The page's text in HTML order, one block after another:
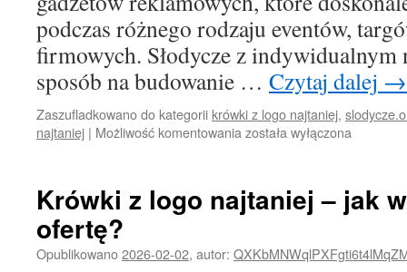
podczas różnego rodzaju eventów,
firmowych. Słodycze z
sposób na budowanie … Czytaj dalej →
Zaszufladkowano do kategorii krówki z logo najtaniej,
najtaniej | Możliwość komentowania Krówki
–
idealne
została wyłączona
Krówki z logo najtaniej – jak
ofertę?
Opublikowano2026-02-02, autor: